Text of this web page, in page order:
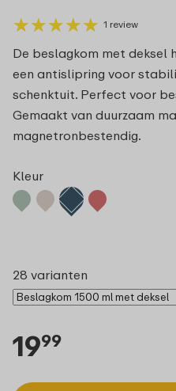
★★★★★
★★★★★ 1 review
De beslagkom met deksel
een antislipring voor
schenktuit. Perfect voor
Gemaakt van duurzaam
magnetronbestendig.
Kleur
28 varianten
1999